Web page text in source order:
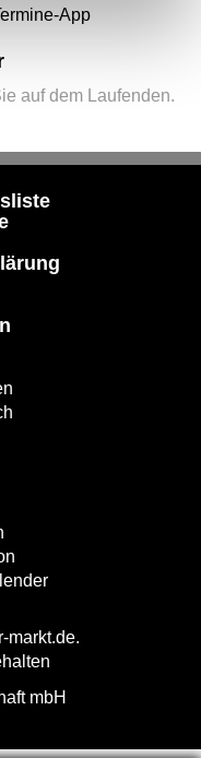
App
auf dem Laufenden.
markt.de.
mbH